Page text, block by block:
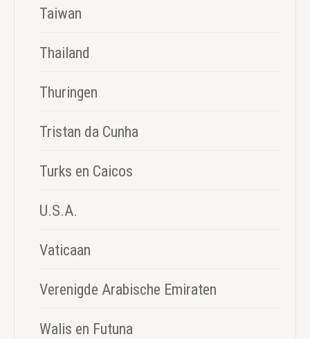
Taiwan
Thailand
Thuringen
Tristan da Cunha
Turks en Caicos
U.S.A.
Vaticaan
Verenigde Arabische Emiraten
Walis en Futuna